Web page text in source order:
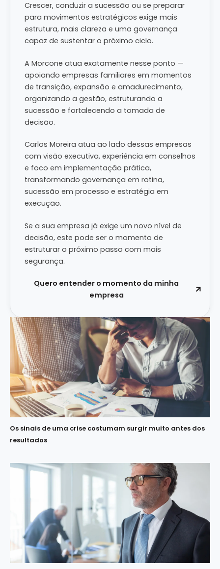
Crescer, conduzir a sucessão ou se preparar
para movimentos estratégicos exige mais
estrutura, mais clareza e uma governança
capaz de sustentar o próximo ciclo.
A Morcone atua exatamente nesse ponto —
apoiando empresas familiares em momentos
de transição, expansão e amadurecimento,
organizando a gestão, estruturando a
sucessão e fortalecendo a tomada de
decisão.
Carlos Moreira atua ao lado dessas empresas
com visão executiva, experiência em conselhos
e foco em implementação prática,
transformando governança em rotina,
sucessão em processo e estratégia em
execução.
Se a sua empresa já exige um novo nível de
decisão, este pode ser o momento de
estruturar o próximo passo com mais
segurança.
Quero entender o momento da minha
empresa
Os sinais de uma crise costumam surgir muito antes dos
resultados